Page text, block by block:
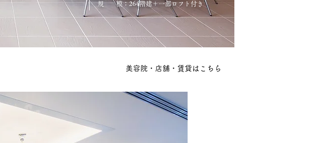
​規 模：264階建＋一部ロフト付き
​美容院・店舗・賃貸はこちら